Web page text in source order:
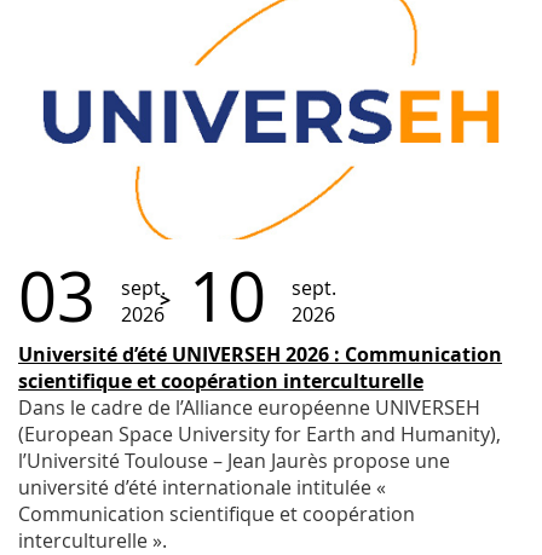
03
sept.
2026
10
sept.
2026
Université d’été UNIVERSEH 2026 : Communication
scientifique et coopération interculturelle
Dans le cadre de l’Alliance européenne UNIVERSEH
(European Space University for Earth and Humanity),
l’Université Toulouse – Jean Jaurès propose une
université d’été internationale intitulée «
Communication scientifique et coopération
interculturelle ».